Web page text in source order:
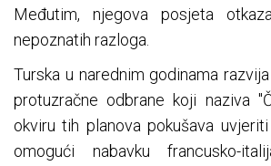
Međutim, njegova posjeta
nepoznatih razloga.
Turska u narednim godinama
protuzračne odbrane koji naziva
okviru tih planova pokušava
omogući nabavku francusko-